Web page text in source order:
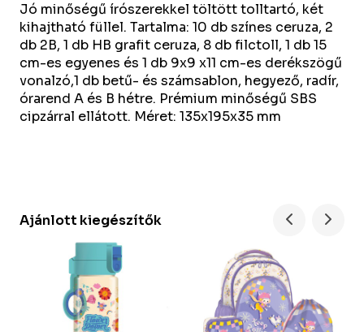
Jó minőségű írószerekkel töltött tolltartó, két
kihajtható füllel. Tartalma: 10 db színes ceruza, 2
db 2B, 1 db HB grafit ceruza, 8 db filctoll, 1 db 15
cm-es egyenes és 1 db 9x9 x11 cm-es derékszögű
vonalzó,1 db betű- és számsablon, hegyező, radír,
órarend A és B hétre. Prémium minőségű SBS
cipzárral ellátott. Méret: 135x195x35 mm
Ajánlott kiegészítők